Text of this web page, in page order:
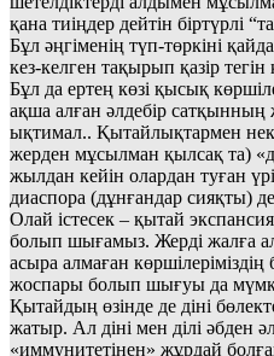
қана тиіңдер дейтін біртүрлі
Бұл әңгіменің түп-төркіні
кез-келген тақырып қазір
Бұл да ертең көзі қысық
ақша алған әлдебір
ықтимал.. Қытайлықтармен
жерден мұсылман қылсақ та)
жылдан кейін олардан туған
диаспора (дұнғандар сияқты)
Олай істесек – қытай
болып шығамыз. Жерді жалға
асыра алмаған
жоспары болып шығуы да
Қытайдың өзінде де діні
жатыр. Ал діні мен ділі әбден
«иммунитетінен» жұрдай